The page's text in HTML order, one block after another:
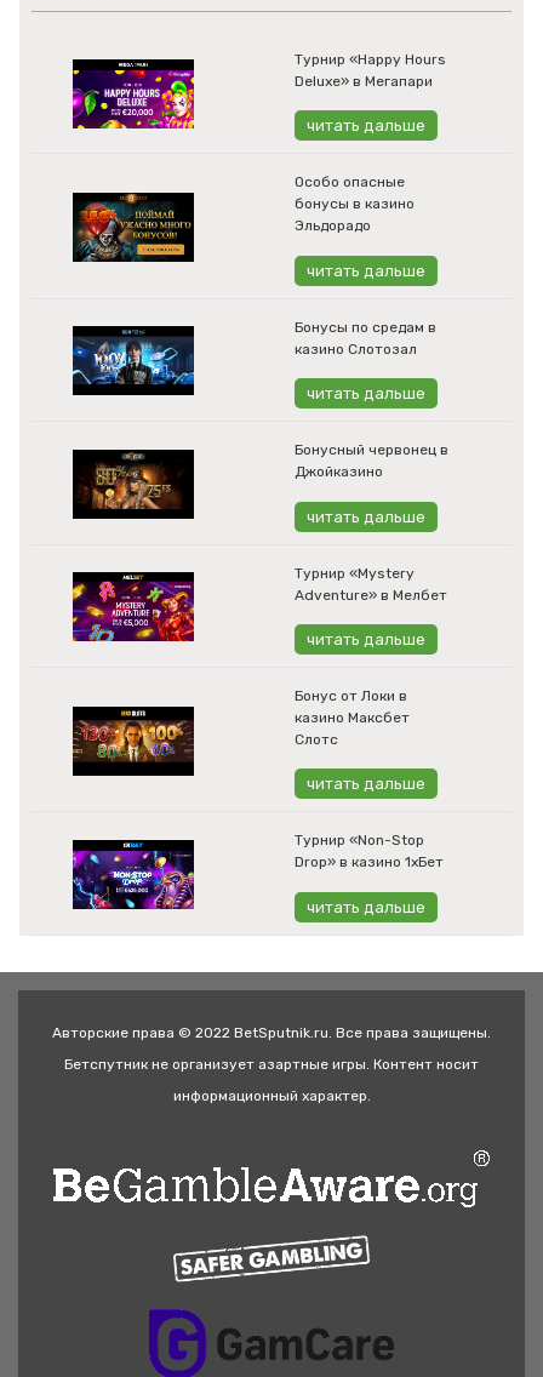
Турнир «Happy Hours
Deluxe» в Мегапари
читать дальше
Особо опасные
бонусы в казино
Эльдорадо
читать дальше
Бонусы по средам в
казино Слотозал
читать дальше
Бонусный червонец в
Джойказино
читать дальше
Турнир «Mystery
Adventure» в Мелбет
читать дальше
Бонус от Локи в
казино Максбет
Слотс
читать дальше
Турнир «Non-Stop
Drop» в казино 1хБет
читать дальше
Авторские права © 2022 BetSputnik.ru. Все права защищены.
Бетспутник не организует азартные игры. Контент носит
информационный характер.